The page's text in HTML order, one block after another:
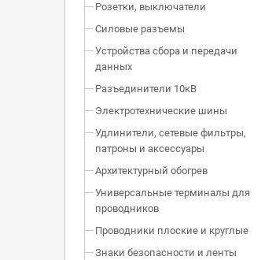
Розетки, выключатели
Силовые разъемы
Устройства сбора и передачи
данных
Разъединители 10кВ
Электротехнические шины
Удлинители, сетевые фильтры,
патроны и аксессуары
Архитектурный обогрев
Универсальные терминалы для
проводников
Проводники плоские и круглые
Знаки безопасности и ленты